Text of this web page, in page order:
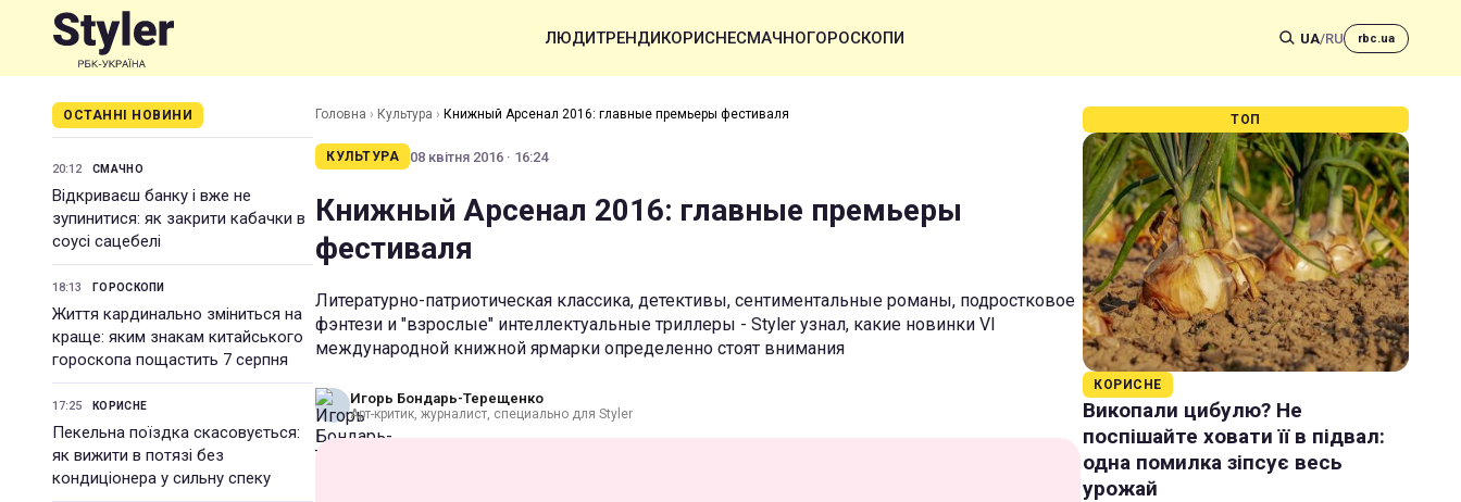
ЛЮДИТРЕНДИКОРИСНЕСМАЧНОГОРОСКОПИ UA/RU rbc.ua
ОСТАННІ НОВИНИ
20:12 СМАЧНО
Відкриваєш банку і вже не
зупинитися: як закрити кабачки в
соусі сацебелі
18:13 ГОРОСКОПИ
Життя кардинально зміниться на
краще: яким знакам китайського
гороскопа пощастить 7 серпня
17:25 КОРИСНЕ
Пекельна поїздка скасовується:
як вижити в потязі без
кондиціонера у сильну спеку
Головна › Культура › Книжный Арсенал 2016: главные премьеры фестиваля
КУЛЬТУРА 08 квітня 2016 · 16:24
Книжный Арсенал 2016: главные премьеры
фестиваля
Литературно-патриотическая классика, детективы, сентиментальные романы, подростковое
фэнтези и "взрослые" интеллектуальные триллеры - Styler узнал, какие новинки VI
международной книжной ярмарки определенно стоят внимания
Игорь Бондарь-Терещенко
Арт-критик, журналист, специально для Styler
ТОП
КОРИСНЕ
Викопали цибулю? Не
поспішайте ховати її в підвал:
одна помилка зіпсує весь
урожай